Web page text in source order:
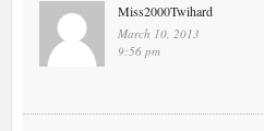
Miss2000Twihard
March 10, 2013
9:56 pm